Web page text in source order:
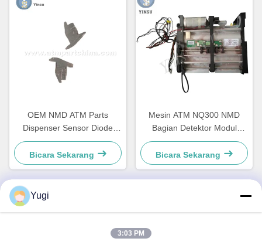
OEM NMD ATM Parts
Dispenser Sensor Diode
Holder A001486
Bicara Sekarang
Mesin ATM NQ300 NMD
Bagian Detektor Modul
A011263 untuk Peralatan
Perbankan
Bicara Sekarang
Yugi
3:03 PM